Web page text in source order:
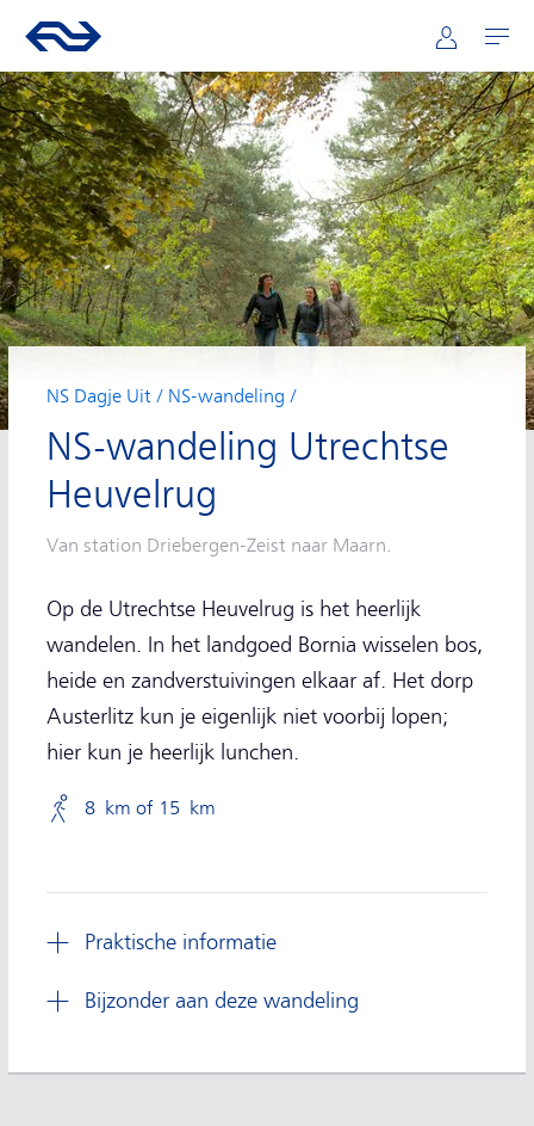
Hoofdnavigatie
Ga naar de homepage van ns.nl Mijn NS
Openen
NS Dagje Uit NS-wandeling
NS-wandeling Utrechtse
Heuvelrug
Van station Driebergen-Zeist naar Maarn.
Op de Utrechtse Heuvelrug is het heerlijk
wandelen. In het landgoed Bornia wisselen bos,
heide en zandverstuivingen elkaar af. Het dorp
Austerlitz kun je eigenlijk niet voorbij lopen;
hier kun je heerlijk lunchen.
8 km of 15 km
Praktische informatie
Bijzonder aan deze wandeling